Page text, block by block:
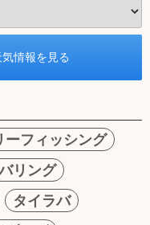
ーフィッシング
リング
タイラバ